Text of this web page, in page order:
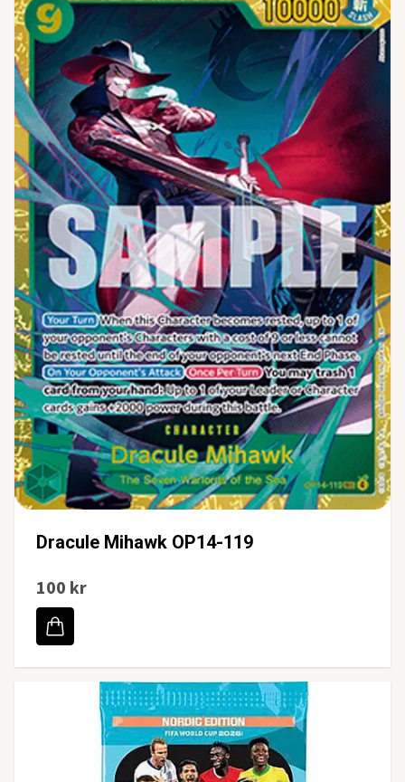
Dracule Mihawk OP14-119
100 kr